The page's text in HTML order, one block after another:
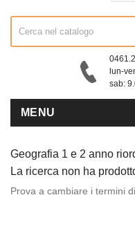
lun-
sab:
MENU
Geografia 1 e 2 anno
La ricerca non ha
Prova a cambiare i termini